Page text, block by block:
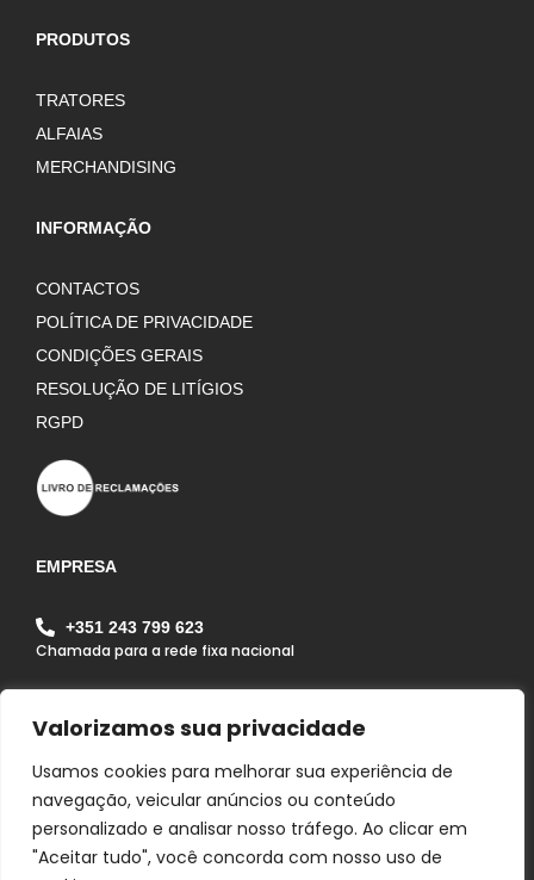
Valorizamos sua privacidade
Usamos cookies para melhorar sua experiência de
navegação, veicular anúncios ou conteúdo
personalizado e analisar nosso tráfego. Ao clicar em
"Aceitar tudo", você concorda com nosso uso de
PRODUTOS
TRATORES
ALFAIAS
MERCHANDISING
INFORMAÇÃO
CONTACTOS
POLÍTICA DE PRIVACIDADE
CONDIÇÕES GERAIS
RESOLUÇÃO DE LITÍGIOS
RGPD
EMPRESA
+351 243 799 623
Chamada para a rede fixa nacional
Rua Pousio do João Maria, Zona Industrial da Lapa